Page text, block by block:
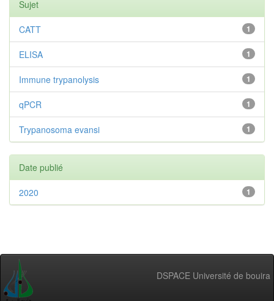
Sujet
1
CATT
1
ELISA
1
Immune trypanolysis
1
qPCR
1
Trypanosoma evansi
Date publié
1
2020
DSPACE Université de bouira